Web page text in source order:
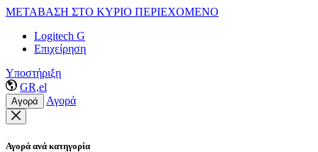
ΜΕΤΑΒΑΣΗ ΣΤΟ ΚΥΡΙΟ ΠΕΡΙΕΧΟΜΕΝΟ
Logitech G
Επιχείρηση
Υποστήριξη
GR,el
Αγορά Αγορά
Αγορά ανά κατηγορία